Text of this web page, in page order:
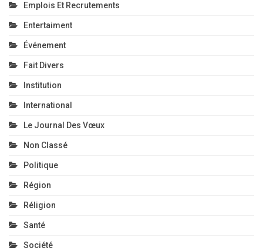
Emplois Et Recrutements
Entertaiment
Événement
Fait Divers
Institution
International
Le Journal Des Vœux
Non Classé
Politique
Région
Réligion
Santé
Société